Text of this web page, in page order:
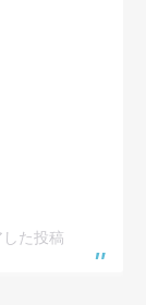
た投稿